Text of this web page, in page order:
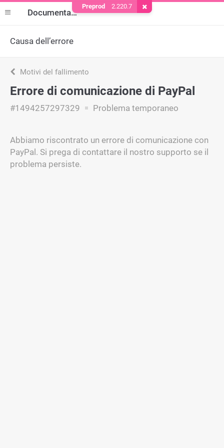
Documentazione
Causa dell’errore
Motivi del fallimento
Errore di comunicazione di PayPal
#1494257297329 Problema temporaneo
Abbiamo riscontrato un errore di comunicazione con
PayPal. Si prega di contattare il nostro supporto se il
problema persiste.
Preprod 2.220.7 Rimuovere il cookie